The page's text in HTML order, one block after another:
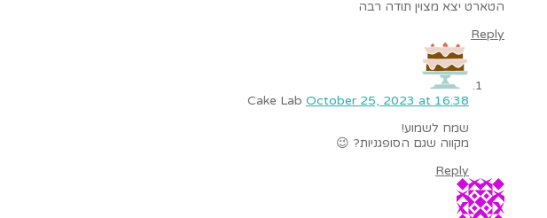
הטארט יצא מצוין תודה רבה
Reply
Cake Lab October 25, 2023 at 16:38
שמח לשמוע!
מקווה שגם הסופגניות? 😉
Reply